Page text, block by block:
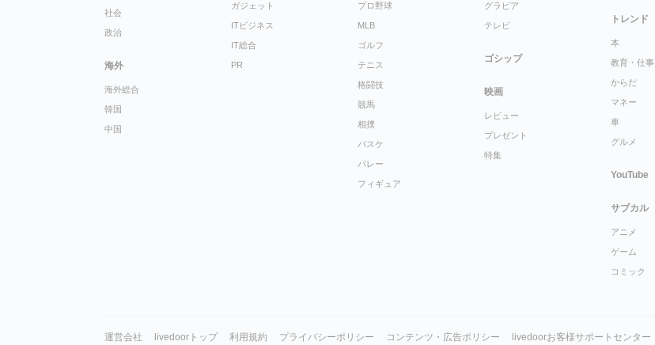
社会
政治
海外
海外総合
韓国
中国
ガジェット
ITビジネス
IT総合
PR
プロ野球
MLB
ゴルフ
テニス
格闘技
競馬
相撲
バスケ
バレー
フィギュア
グラビア
テレビ
ゴシップ
映画
レビュー
プレゼント
特集
トレンド
本
教育・仕事
からだ
マネー
車
グルメ
YouTube
サブカル
アニメ
ゲーム
コミック
運営会社 livedoorトップ 利用規約 プライバシーポリシー コンテンツ・広告ポリシー livedoorお客様サポートセンター